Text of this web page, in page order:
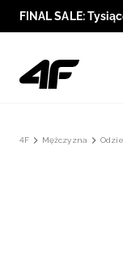
FINAL SALE:
4F Mężczyzna